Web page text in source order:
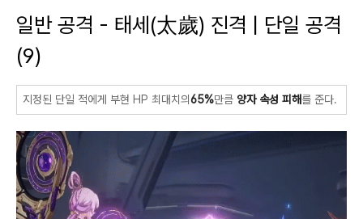
일반 공격 - 태세(太歲) 진격 | 단일 공격
(9)
지정된 단일 적에게 부현 HP 최대치의65%만큼 양자 속성 피해를 준다.